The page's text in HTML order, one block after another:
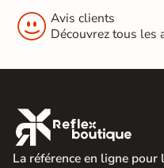
 Avis clients
Découvrez tous les

La référence en ligne